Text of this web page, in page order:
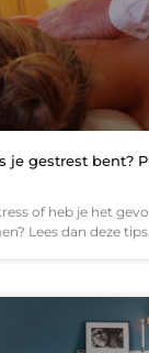
je gestrest bent?
of heb je het
Lees dan deze